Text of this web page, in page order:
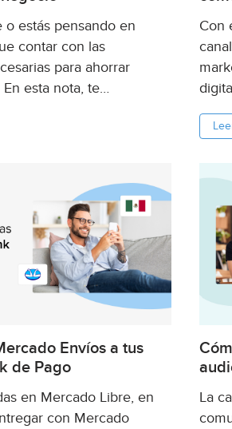
o estás pensando en
contar con las
para ahorrar
esta nota, te
negocio online de punta a
Con
Envíos a tus
de Pago
en Mercado Libre, en
con Mercado
La